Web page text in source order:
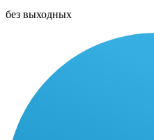
без выходных